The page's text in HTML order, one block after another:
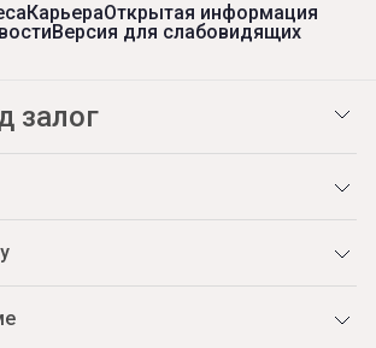
КарьераОткрытая информация
Версия для слабовидящих
залог